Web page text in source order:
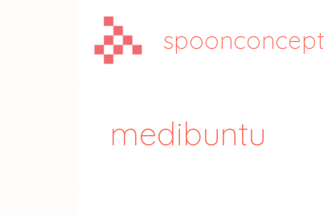
spoonconcept
medibuntu